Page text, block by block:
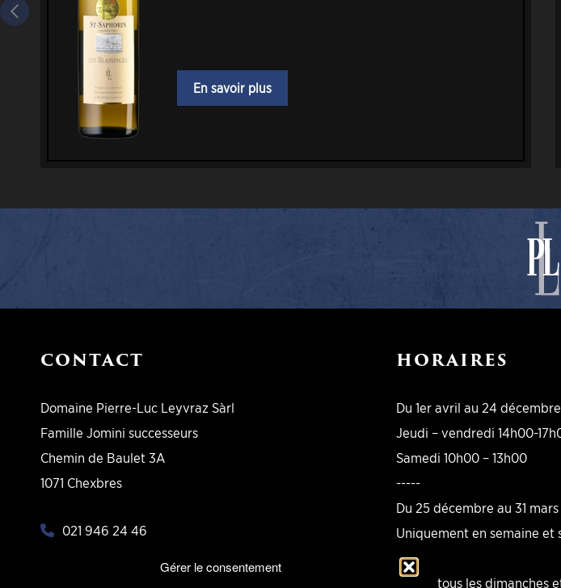
Gérer le consentement
En savoir plus
CONTACT
Domaine Pierre-Luc Leyvraz Sàrl
Famille Jomini successeurs
Chemin de Baulet 3A
1071 Chexbres
021 946 24 46
HORAIRES
Du 1er avril au 24
Jeudi – vendredi 14h00-
Samedi 10h00 – 13h00
-----
Du 25 décembre au 31 mars
Uniquement en semaine et
-----
Fermé tous les dimanches